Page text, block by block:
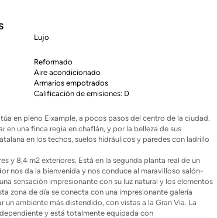
Lujo
Reformado
Aire acondicionado
Armarios empotrados
Calificación de emisiones: D
en pleno Eixample, a pocos pasos del centro de la ciudad.
en una finca regia en chaflán, y por la belleza de sus
en los techos, suelos hidráulicos y paredes con ladrillo
y 8,4 m2 exteriores. Está en la segunda planta real de un
nos da la bienvenida y nos conduce al maravilloso salón-
sensación impresionante con su luz natural y los elementos
zona de día se conecta con una impresionante galería
un ambiente más distendido, con vistas a la Gran Via. La
y está totalmente equipada con